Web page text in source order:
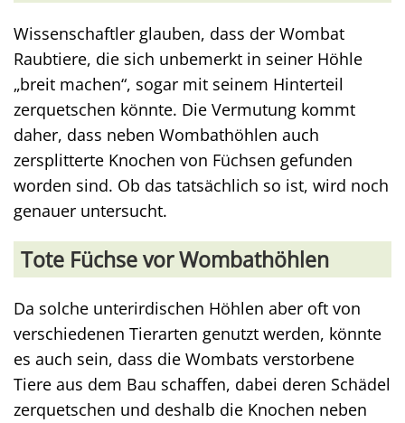
Wissenschaftler glauben, dass der Wombat
Raubtiere, die sich unbemerkt in seiner Höhle
„breit machen“, sogar mit seinem Hinterteil
zerquetschen könnte. Die Vermutung kommt
daher, dass neben Wombathöhlen auch
zersplitterte Knochen von Füchsen gefunden
worden sind. Ob das tatsächlich so ist, wird noch
genauer untersucht.
Tote Füchse vor Wombathöhlen
Da solche unterirdischen Höhlen aber oft von
verschiedenen Tierarten genutzt werden, könnte
es auch sein, dass die Wombats verstorbene
Tiere aus dem Bau schaffen, dabei deren Schädel
zerquetschen und deshalb die Knochen neben